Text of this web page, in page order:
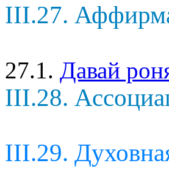
III.27.
27.1. Давай
III.28.
III.29.